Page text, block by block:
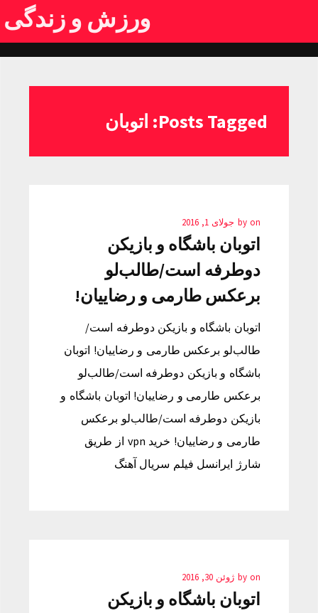
ورزش و زندگی
Posts Tagged: اتوبان
by on جولای 1, 2016
اتوبان باشگاه و بازیکن
دوطرفه است/طالب‌لو
برعکس طارمی و رضاییان!
اتوبان باشگاه و بازیکن دوطرفه است/
طالب‌لو برعکس طارمی و رضاییان! اتوبان
باشگاه و بازیکن دوطرفه است/طالب‌لو
برعکس طارمی و رضاییان! اتوبان باشگاه و
بازیکن دوطرفه است/طالب‌لو برعکس
طارمی و رضاییان! خرید vpn از طریق
شارژ ایرانسل فیلم سریال آهنگ
by on ژوئن 30, 2016
اتوبان باشگاه و بازیکن